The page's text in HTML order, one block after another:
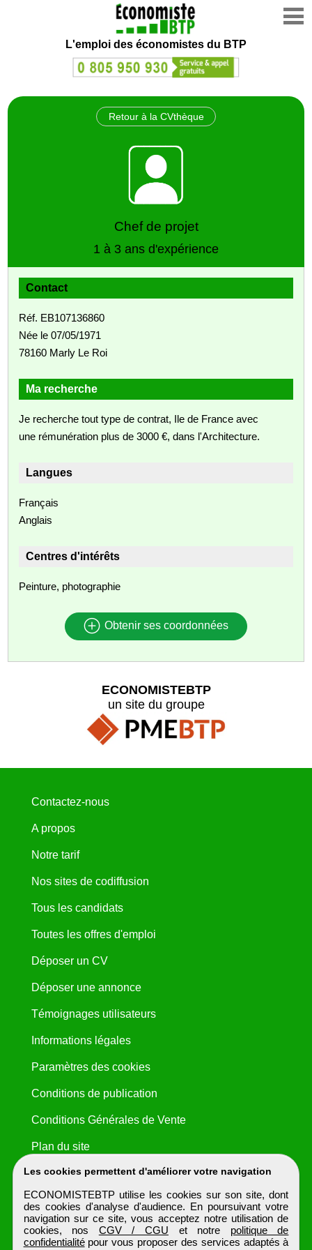
L'emploi des économistes du BTP
Retour à la CVthèque
Chef de projet
1 à 3 ans d'expérience
Contact
Réf. EB107136860
Née le 07/05/1971
78160 Marly Le Roi
Ma recherche
Je recherche tout type de contrat, Ile de France avec
une rémunération plus de 3000 €, dans l'Architecture.
Langues
Français
Anglais
Centres d'intérêts
Peinture, photographie
Obtenir ses coordonnées
Les cookies permettent d'améliorer votre navigation
ECONOMISTEBTP utilise les cookies sur son site, dont
des cookies d'analyse d'audience. En poursuivant votre
navigation sur ce site, vous acceptez notre utilisation de
cookies, nos CGV / CGU et notre politique de
confidentialitépour vous proposer des services adaptés à
ECONOMISTEBTP
un site du groupe
Contactez-nous
A propos
Notre tarif
Nos sites de codiffusion
Tous les candidats
Toutes les offres d'emploi
Déposer un CV
Déposer une annonce
Témoignages utilisateurs
Informations légales
Paramètres des cookies
Conditions de publication
Conditions Générales de Vente
Plan du site